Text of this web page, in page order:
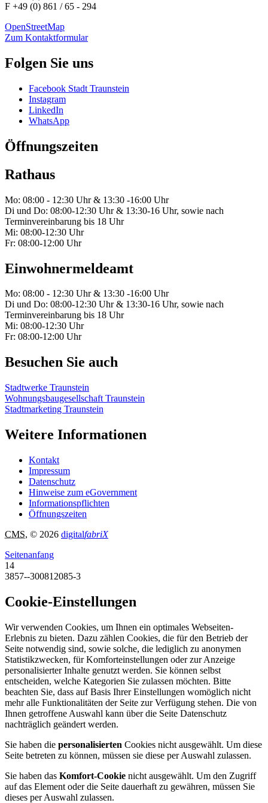
F +49 (0) 861 / 65 - 294
OpenStreetMap
Zum Kontaktformular
Folgen Sie uns
Facebook Stadt Traunstein
Instagram
LinkedIn
WhatsApp
Öffnungszeiten
Rathaus
Mo: 08:00 - 12:30 Uhr & 13:30 -16:00 Uhr
Di und Do: 08:00-12:30 Uhr & 13:30-16 Uhr, sowie nach
Terminvereinbarung bis 18 Uhr
Mi: 08:00-12:30 Uhr
Fr: 08:00-12:00 Uhr
Einwohnermeldeamt
Mo: 08:00 - 12:30 Uhr & 13:30 -16:00 Uhr
Di und Do: 08:00-12:30 Uhr & 13:30-16 Uhr, sowie nach
Terminvereinbarung bis 18 Uhr
Mi: 08:00-12:30 Uhr
Fr: 08:00-12:00 Uhr
Besuchen Sie auch
Stadtwerke Traunstein
Wohnungsbaugesellschaft Traunstein
Stadtmarketing Traunstein
Weitere Informationen
Kontakt
Impressum
Datenschutz
Hinweise zum eGovernment
Informationspflichten
Öffnungszeiten
CMS, © 2026 digitalfabriX
Seitenanfang
14
3857--300812085-3
Cookie-Einstellungen
Wir verwenden Cookies, um Ihnen ein optimales Webseiten-
Erlebnis zu bieten. Dazu zählen Cookies, die für den Betrieb der
Seite notwendig sind, sowie solche, die lediglich zu anonymen
Statistikzwecken, für Komforteinstellungen oder zur Anzeige
personalisierter Inhalte genutzt werden. Sie können selbst
entscheiden, welche Kategorien Sie zulassen möchten. Bitte
beachten Sie, dass auf Basis Ihrer Einstellungen womöglich nicht
mehr alle Funktionalitäten der Seite zur Verfügung stehen. Die von
Ihnen getroffene Auswahl kann über die Seite Datenschutz
nachträglich geändert werden.
Sie haben die personalisierten Cookies nicht ausgewählt. Um diese
Seite betreten zu können, müssen sie diese per Auswahl zulassen.
Sie haben das Komfort-Cookie nicht ausgewählt. Um den Zugriff
auf das Element oder die Seite dauerhaft zu gewähren, müssen Sie
dieses per Auswahl zulassen.